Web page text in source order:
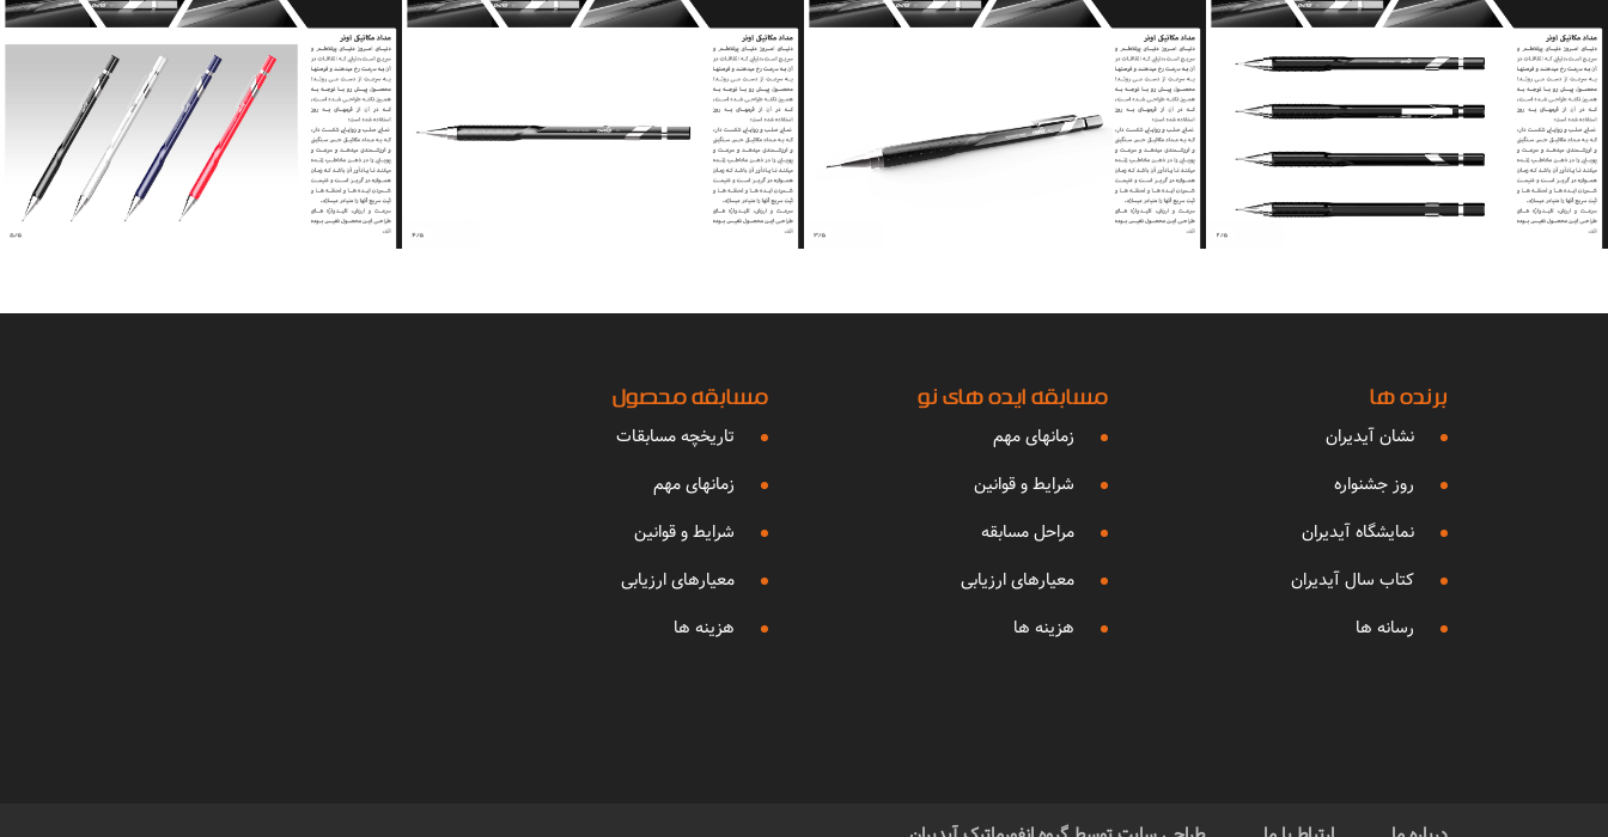
برنده ها
نشان آیدیران
روز جشنواره
نمایشگاه آیدیران
کتاب سال آیدیران
رسانه ها
مسابقه ایده های نو
زمانهای مهم
شرایط و قوانین
مراحل مسابقه
معیارهای ارزیابی
هزینه ها
مسابقه محصول
تاریخچه مسابقات
زمانهای مهم
شرایط و قوانین
معیارهای ارزیابی
هزینه ها